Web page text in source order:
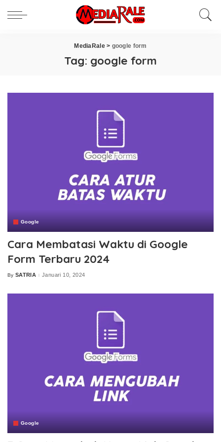
MediaRale> google form
Tag: google form
Google
Cara Membatasi Waktu di Google
Form Terbaru 2024
Posted
By SATRIA Januari 10, 2024
Google